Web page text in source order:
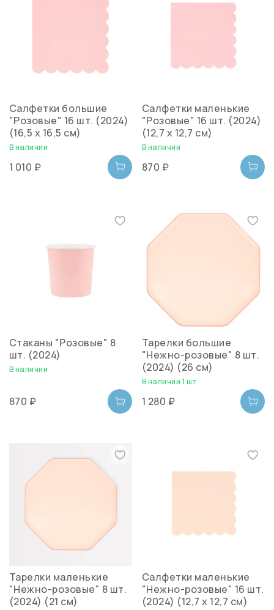
Салфетки большие
"Розовые" 16 шт. (2024)
(16,5 х 16,5 см)
В наличии
1 010 ₽
Салфетки маленькие
"Розовые" 16 шт. (2024)
(12,7 х 12,7 см)
В наличии
870 ₽
Стаканы "Розовые" 8
шт. (2024)
В наличии
870 ₽
Тарелки большие
"Нежно-розовые" 8 шт.
(2024) (26 см)
В наличии 1 шт
1 280 ₽
Тарелки маленькие
"Нежно-розовые" 8 шт.
(2024) (21 см)
Салфетки маленькие
"Нежно-розовые" 16 шт.
(2024) (12,7 х 12,7 см)